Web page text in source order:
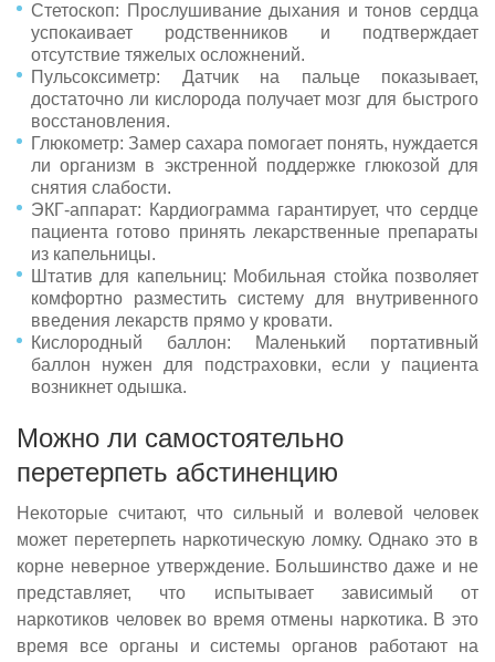
Стетоскоп: Прослушивание дыхания и тонов сердца
успокаивает родственников и подтверждает
отсутствие тяжелых осложнений.
Пульсоксиметр: Датчик на пальце показывает,
достаточно ли кислорода получает мозг для быстрого
восстановления.
Глюкометр: Замер сахара помогает понять, нуждается
ли организм в экстренной поддержке глюкозой для
снятия слабости.
ЭКГ-аппарат: Кардиограмма гарантирует, что сердце
пациента готово принять лекарственные препараты
из капельницы.
Штатив для капельниц: Мобильная стойка позволяет
комфортно разместить систему для внутривенного
введения лекарств прямо у кровати.
Кислородный баллон: Маленький портативный
баллон нужен для подстраховки, если у пациента
возникнет одышка.
Можно ли самостоятельно
перетерпеть абстиненцию
Некоторые считают, что сильный и волевой человек
может перетерпеть наркотическую ломку. Однако это в
корне неверное утверждение. Большинство даже и не
представляет, что испытывает зависимый от
наркотиков человек во время отмены наркотика. В это
время все органы и системы органов работают на